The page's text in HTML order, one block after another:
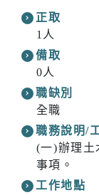
正取
1人
備取
0人
職缺別
全職
職務說明/
(一)辦理土
事項。
工作地點